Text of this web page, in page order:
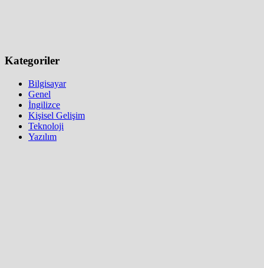
Kategoriler
Bilgisayar
Genel
İngilizce
Kişisel Gelişim
Teknoloji
Yazılım